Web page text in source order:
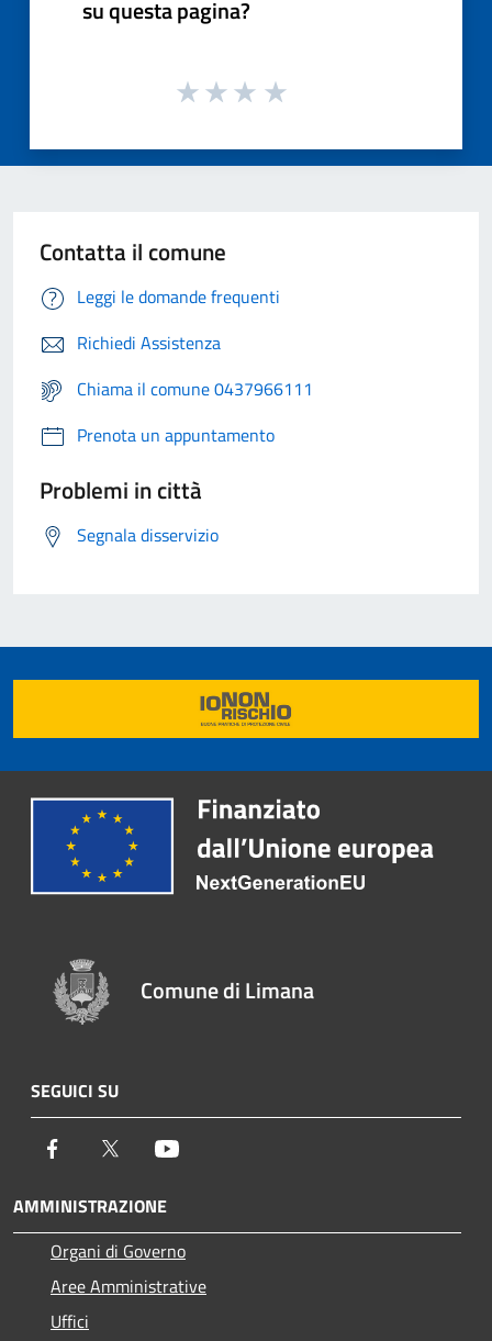
su questa pagina?
Contatta il comune
Leggi le domande frequenti
Richiedi Assistenza
Chiama il comune 0437966111
Prenota un appuntamento
Problemi in città
Segnala disservizio
Comune di Limana
SEGUICI SU
Facebook Twitter
AMMINISTRAZIONE
Organi di Governo
Aree Amministrative
Uffici